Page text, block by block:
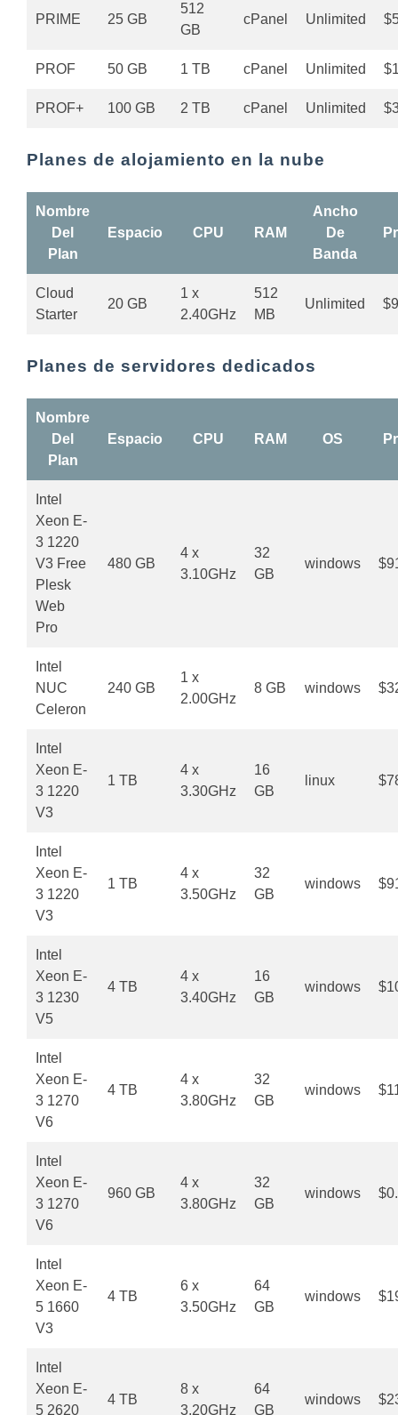
PRIME 25 GB
512
GB
cPanel Unlimited
PROF 50 GB 1 TB cPanel Unlimited
PROF+ 100 GB 2 TB cPanel Unlimited
Planes de alojamiento en la nube
Nombre
Del
Plan
Espacio CPU RAM
Ancho
De
Banda
Cloud
Starter
20 GB
1 x
2.40GHz
512
MB
Unlimited
Planes de servidores dedicados
Nombre
Del
Plan
Espacio CPU RAM OS
Intel
Xeon E-
3 1220
V3 Free
Plesk
Web
Pro
480 GB
4 x
3.10GHz
32
GB
windows
Intel
NUC
Celeron
240 GB
1 x
2.00GHz
8 GB windows
Intel
Xeon E-
3 1220
V3
1 TB
4 x
3.30GHz
16
GB
linux
Intel
Xeon E-
3 1220
V3
1 TB
4 x
3.50GHz
32
GB
windows
Intel
Xeon E-
3 1230
V5
4 TB
4 x
3.40GHz
16
GB
windows
Intel
Xeon E-
3 1270
V6
4 TB
4 x
3.80GHz
32
GB
windows
Intel
Xeon E-
3 1270
V6
960 GB
4 x
3.80GHz
32
GB
windows
Intel
Xeon E-
5 1660
V3
4 TB
6 x
3.50GHz
64
GB
windows
Intel
Xeon E-
5 2620
4 TB
8 x
3.20GHz
64
GB
windows